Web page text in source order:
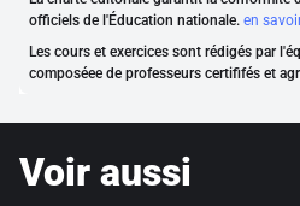
officiels de l'Éducation nationale. en
Les cours et exercices sont rédigés par
composéee de professeurs certififés et
Voir aussi